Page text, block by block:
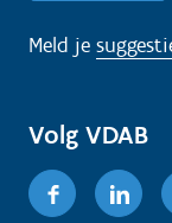
Meld je
Volg VDAB